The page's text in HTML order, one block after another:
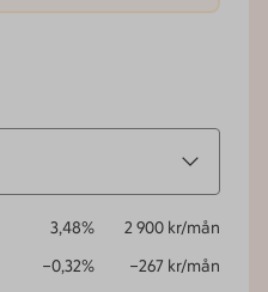
3,48% 2 900 kr/mån
−0,32% −267 kr/mån